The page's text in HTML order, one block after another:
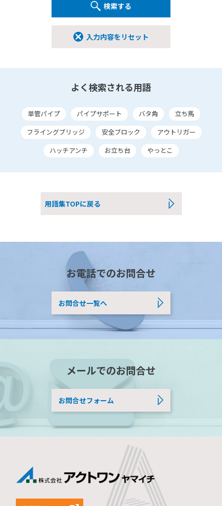
入力内容をリセット
検索する
よく検索される用語
単管パイプ パイプサポート バタ角
立ち馬
フライングブリッジ
安全ブロック
アウトリガー
ハッチアンチ
お立ち台 やっとこ
用語集TOPに戻る
お電話でのお問合せ
お問合せ一覧へ
メールでのお問合せ
お問合せフォーム